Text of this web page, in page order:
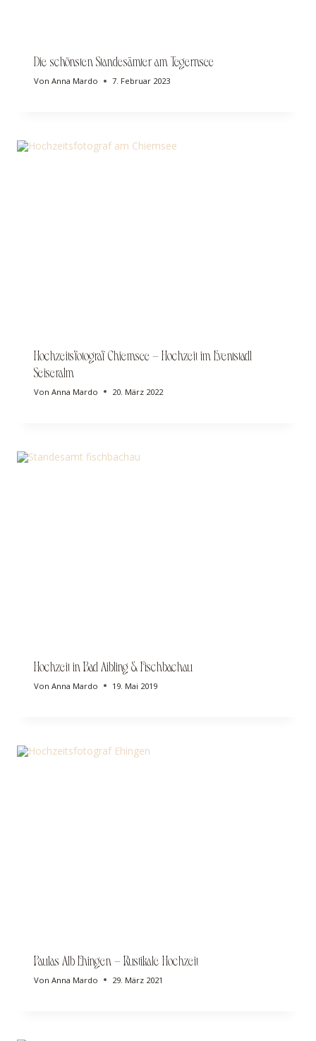
Die schönsten Standesämter am Tegernsee
Von Anna Mardo 7. Februar 2023
Hochzeitsfotograf Chiemsee – Hochzeit im Eventstadl
Seiseralm
Von Anna Mardo 20. März 2022
Hochzeit in Bad Aibling & Fischbachau
Von Anna Mardo 19. Mai 2019
Paulas Alb Ehingen – Rustikale Hochzeit
Von Anna Mardo 29. März 2021